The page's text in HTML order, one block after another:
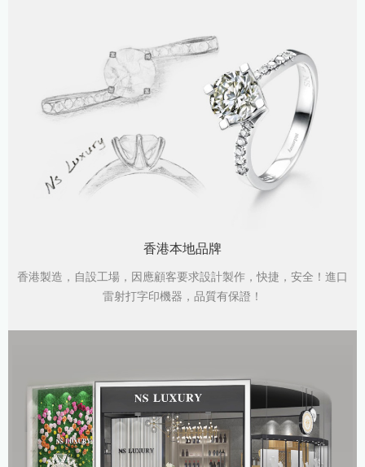
香港本地品牌
香港製造，自設工場，因應顧客要求設計製作，快捷，安全！進口
雷射打字印機器，品質有保證！